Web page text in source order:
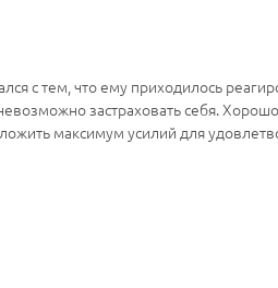
с тем, что ему приходилось
застраховать себя.
максимум усилий для